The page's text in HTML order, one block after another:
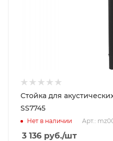
Стойка для
SS7745
Нет в наличии Арт.:
3 136 руб./шт